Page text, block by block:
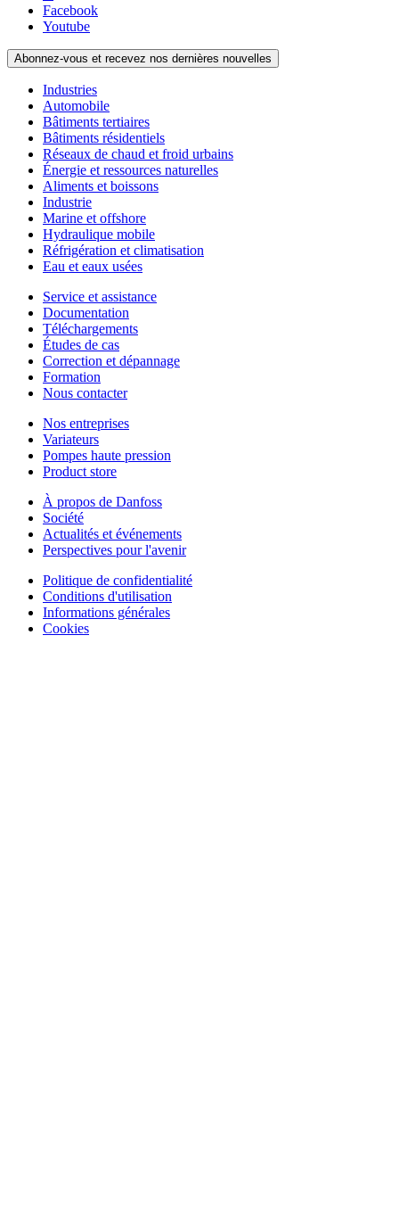
Facebook
Youtube
Abonnez-vous et recevez nos dernières nouvelles
Industries
Automobile
Bâtiments tertiaires
Bâtiments résidentiels
Réseaux de chaud et froid urbains
Énergie et ressources naturelles
Aliments et boissons
Industrie
Marine et offshore
Hydraulique mobile
Réfrigération et climatisation
Eau et eaux usées
Service et assistance
Documentation
Téléchargements
Études de cas
Correction et dépannage
Formation
Nous contacter
Nos entreprises
Variateurs
Pompes haute pression
Product store
À propos de Danfoss
Société
Actualités et événements
Perspectives pour l'avenir
Politique de confidentialité
Conditions d'utilisation
Informations générales
Cookies